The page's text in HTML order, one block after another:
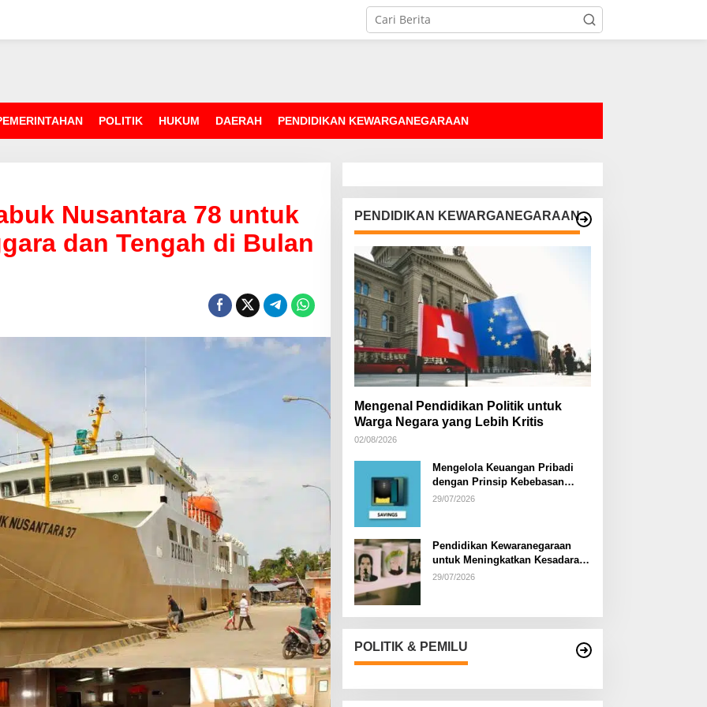
POLITIK HUKUM DAERAH PENDIDIKAN KEWARGANEGARAAN
Nusantara 78 untuk
dan Tengah di Bulan
PENDIDIKAN KEWARGANEGARAAN
Mengenal Pendidikan Politik untuk
Warga Negara yang Lebih Kritis
02/08/2026
Mengelola Keuangan Pribadi
dengan Prinsip Kebebasan
Finansial
29/07/2026
Pendidikan Kewaranegaraan
untuk Meningkatkan Kesadaran
Berbangsa dan Bernegara di…
29/07/2026
POLITIK & PEMILU